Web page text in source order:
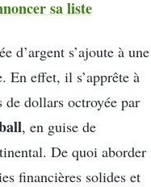
sa liste
d’argent s’ajoute à une
En effet, il s’apprête à
dollars octroyée par
, en guise de
De quoi aborder
financières solides et